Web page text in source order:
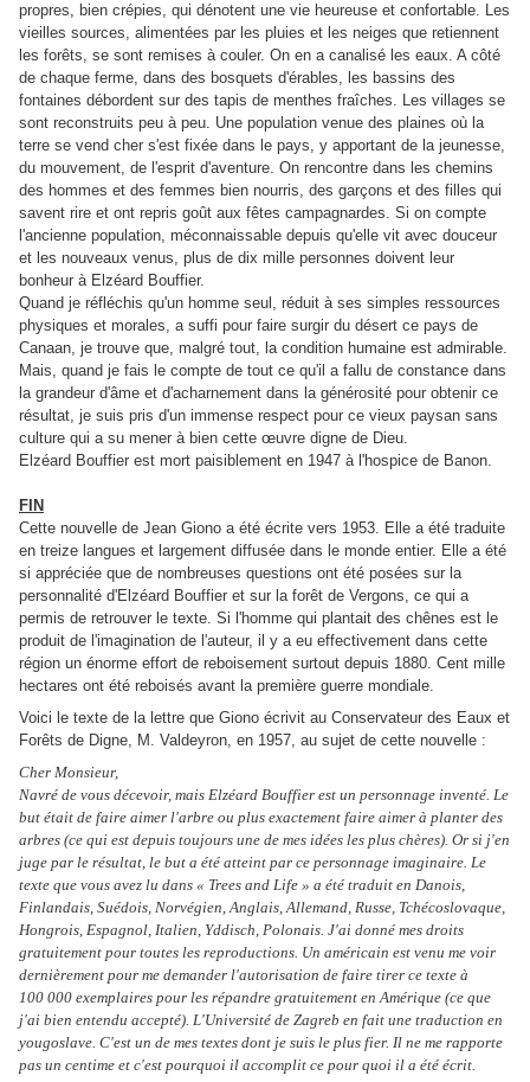
propres, bien crépies, qui dénotent une vie heureuse et confortable. Les
vieilles sources, alimentées par les pluies et les neiges que retiennent
les forêts, se sont remises à couler. On en a canalisé les eaux. A côté
de chaque ferme, dans des bosquets d'érables, les bassins des
fontaines débordent sur des tapis de menthes fraîches. Les villages se
sont reconstruits peu à peu. Une population venue des plaines où la
terre se vend cher s'est fixée dans le pays, y apportant de la jeunesse,
du mouvement, de l'esprit d'aventure. On rencontre dans les chemins
des hommes et des femmes bien nourris, des garçons et des filles qui
savent rire et ont repris goût aux fêtes campagnardes. Si on compte
l'ancienne population, méconnaissable depuis qu'elle vit avec douceur
et les nouveaux venus, plus de dix mille personnes doivent leur
bonheur à Elzéard Bouffier.
Quand je réfléchis qu'un homme seul, réduit à ses simples ressources
physiques et morales, a suffi pour faire surgir du désert ce pays de
Canaan, je trouve que, malgré tout, la condition humaine est admirable.
Mais, quand je fais le compte de tout ce qu'il a fallu de constance dans
la grandeur d'âme et d'acharnement dans la générosité pour obtenir ce
résultat, je suis pris d'un immense respect pour ce vieux paysan sans
culture qui a su mener à bien cette œuvre digne de Dieu.
Elzéard Bouffier est mort paisiblement en 1947 à l'hospice de Banon.
FIN
Cette nouvelle de Jean Giono a été écrite vers 1953. Elle a été traduite
en treize langues et largement diffusée dans le monde entier. Elle a été
si appréciée que de nombreuses questions ont été posées sur la
personnalité d'Elzéard Bouffier et sur la forêt de Vergons, ce qui a
permis de retrouver le texte. Si l'homme qui plantait des chênes est le
produit de l'imagination de l'auteur, il y a eu effectivement dans cette
région un énorme effort de reboisement surtout depuis 1880. Cent mille
hectares ont été reboisés avant la première guerre mondiale.
Voici le texte de la lettre que Giono écrivit au Conservateur des Eaux et
Forêts de Digne, M. Valdeyron, en 1957, au sujet de cette nouvelle :
Cher Monsieur,
Navré de vous décevoir, mais Elzéard Bouffier est un personnage inventé. Le
but était de faire aimer l'arbre ou plus exactement faire aimer à planter des
arbres (ce qui est depuis toujours une de mes idées les plus chères). Or si j'en
juge par le résultat, le but a été atteint par ce personnage imaginaire. Le
texte que vous avez lu dans « Trees and Life » a été traduit en Danois,
Finlandais, Suédois, Norvégien, Anglais, Allemand, Russe, Tchécoslovaque,
Hongrois, Espagnol, Italien, Yddisch, Polonais. J'ai donné mes droits
gratuitement pour toutes les reproductions. Un américain est venu me voir
dernièrement pour me demander l'autorisation de faire tirer ce texte à
100 000 exemplaires pour les répandre gratuitement en Amérique (ce que
j'ai bien entendu accepté). L'Université de Zagreb en fait une traduction en
yougoslave. C'est un de mes textes dont je suis le plus fier. Il ne me rapporte
pas un centime et c'est pourquoi il accomplit ce pour quoi il a été écrit.